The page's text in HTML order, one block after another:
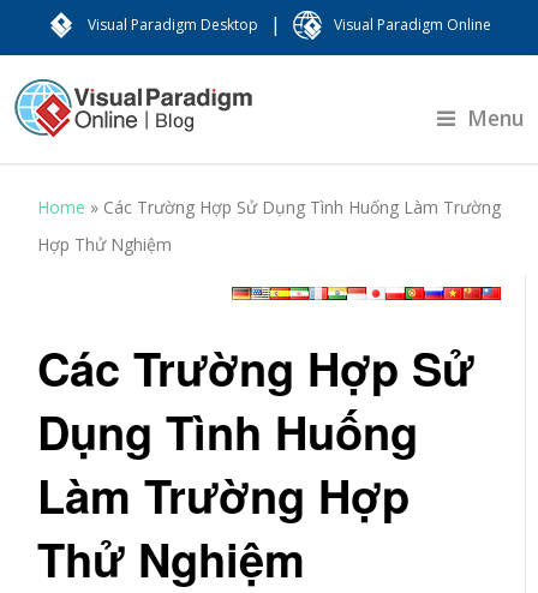
Visual Paradigm Desktop | Visual Paradigm Online
Menu
Home » Các Trường Hợp Sử Dụng Tình Huống Làm Trường
Hợp Thử Nghiệm
Các Trường Hợp Sử
Dụng Tình Huống
Làm Trường Hợp
Thử Nghiệm